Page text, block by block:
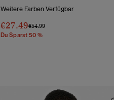
Weitere Farben Verfügbar
€27.49Preis Wurde Reduziert Von
€54.99Bis
Du Sparst 50 %